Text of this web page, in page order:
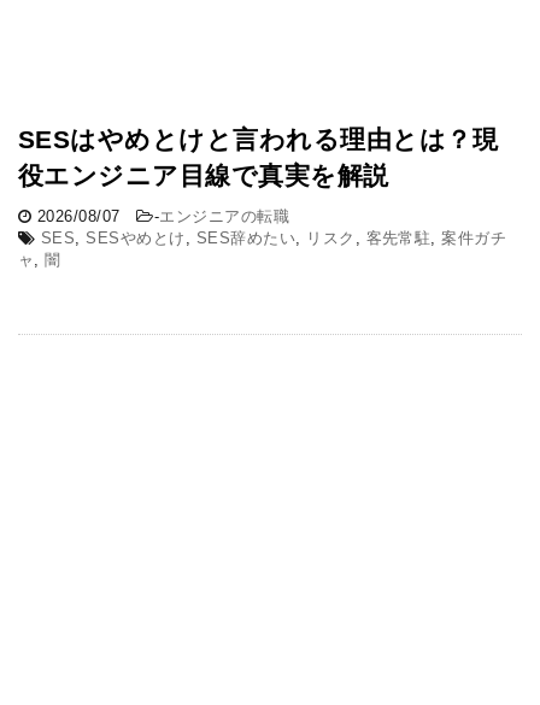
SESはやめとけと言われる理由とは？現
役エンジニア目線で真実を解説
2026/08/07 -エンジニアの転職
SES ,SESやめとけ SES辞めたい リスク 客先常駐 ,案件ガチ
ャ
闇